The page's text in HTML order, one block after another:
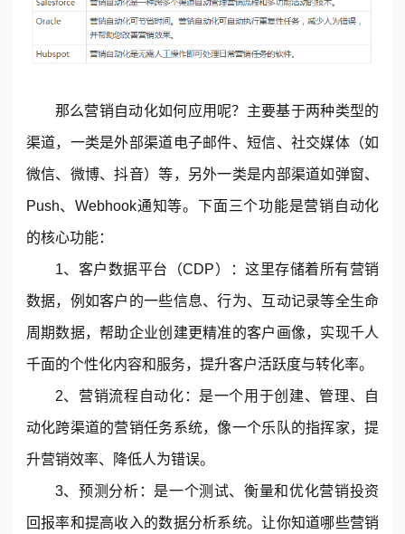
购买咨询
© 2013-2023 scrm.com All Rights Reserved
那么营销自动化如何应用呢？主要基于两种类型的
渠道，一类是外部渠道电子邮件、短信、社交媒体（如
微信、微博、抖音）等，另外一类是内部渠道如弹窗、
Push、Webhook通知等。下面三个功能是营销自动化
的核心功能：
1、客户数据平台（CDP）：这里存储着所有营销
数据，例如客户的一些信息、行为、互动记录等全生命
周期数据，帮助企业创建更精准的客户画像，实现千人
千面的个性化内容和服务，提升客户活跃度与转化率。
2、营销流程自动化：是一个用于创建、管理、自
动化跨渠道的营销任务系统，像一个乐队的指挥家，提
升营销效率、降低人为错误。
3、预测分析：是一个测试、衡量和优化营销投资
回报率和提高收入的数据分析系统。让你知道哪些营销